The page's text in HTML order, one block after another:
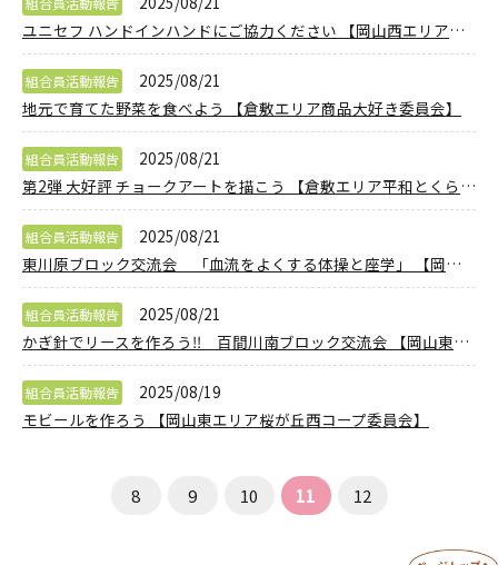
ユニセフ ハンドインハンドにご協力ください 【岡山西エリアピースPJ】
組合員活動報告
2025/08/21
地元で育てた野菜を食べよう 【倉敷エリア商品大好き委員会】
組合員活動報告
2025/08/21
第2弾 大好評 チョークアートを描こう 【倉敷エリア平和とくらしのPJ】
組合員活動報告
2025/08/21
東川原ブロック交流会 「血流をよくする体操と座学」 【岡山東エリア東川原ブロック委員会】
組合員活動報告
2025/08/21
かぎ針でリースを作ろう‼ 百間川南ブロック交流会 【岡山東エリア百間川南ブロック委員会】
組合員活動報告
2025/08/19
モビールを作ろう 【岡山東エリア桜が丘西コープ委員会】
8 9 10 11 12